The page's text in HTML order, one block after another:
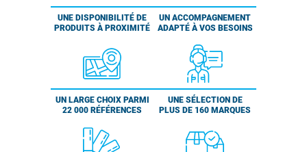
UNE DISPONIBILITÉ DE
PRODUITS À PROXIMITÉ
UN ACCOMPAGNEMENT
ADAPTÉ À VOS BESOINS
UN LARGE CHOIX PARMI
22 000 RÉFÉRENCES
UNE SÉLECTION DE
PLUS DE 160 MARQUES